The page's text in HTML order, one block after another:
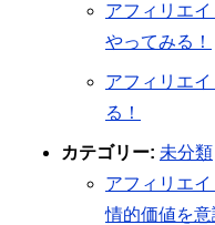
アフィリエ
やってみる！
アフィリエ
る！
カテゴリー: 未分類
アフィリエ
情的価値を意